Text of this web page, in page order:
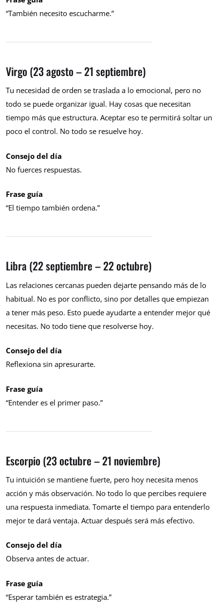
“También necesito escucharme.”
Virgo (23 agosto – 21 septiembre)
Tu necesidad de orden se traslada a lo emocional, pero no
todo se puede organizar igual. Hay cosas que necesitan
tiempo más que estructura. Aceptar eso te permitirá soltar un
poco el control. No todo se resuelve hoy.
Consejo del día
No fuerces respuestas.
Frase guía
“El tiempo también ordena.”
Libra (22 septiembre – 22 octubre)
Las relaciones cercanas pueden dejarte pensando más de lo
habitual. No es por conflicto, sino por detalles que empiezan
a tener más peso. Esto puede ayudarte a entender mejor qué
necesitas. No todo tiene que resolverse hoy.
Consejo del día
Reflexiona sin apresurarte.
Frase guía
“Entender es el primer paso.”
Escorpio (23 octubre – 21 noviembre)
Tu intuición se mantiene fuerte, pero hoy necesita menos
acción y más observación. No todo lo que percibes requiere
una respuesta inmediata. Tomarte el tiempo para entenderlo
mejor te dará ventaja. Actuar después será más efectivo.
Consejo del día
Observa antes de actuar.
Frase guía
“Esperar también es estrategia.”